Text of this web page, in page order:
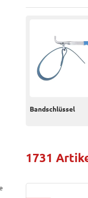
Bandschlüssel
1731